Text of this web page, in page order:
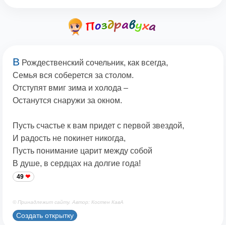
В Рождественский сочельник, как всегда,
Семья вся соберется за столом.
Отступят вмиг зима и холода –
Останутся снаружи за окном.
Пусть счастье к вам придет с первой звездой,
И радость не покинет никогда,
Пусть понимание царит между собой
В душе, в сердцах на долгие года!
49
© Принадлежит сайту. Автор: Костен КавА
Создать открытку